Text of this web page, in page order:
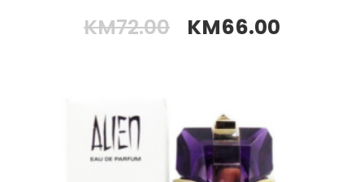
KM72.00 KM66.00